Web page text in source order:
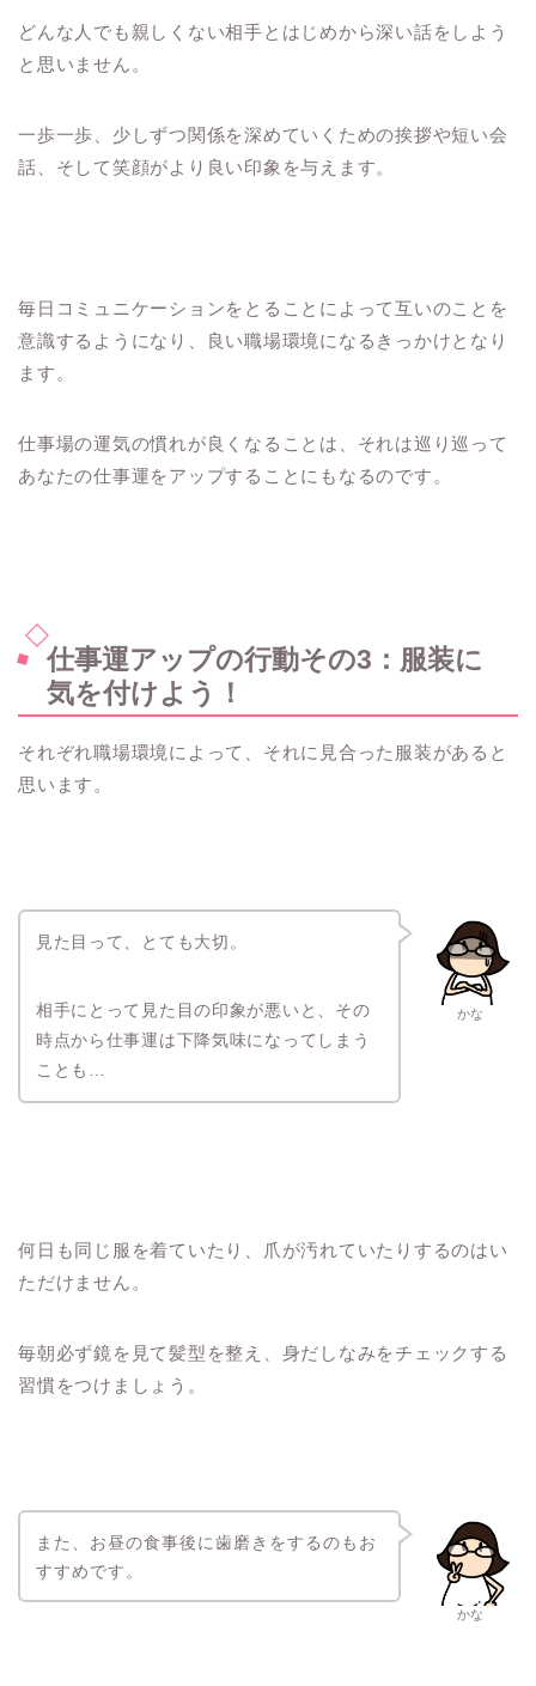
どんな人でも親しくない相手とはじめから深い話をしよう
と思いません。
一歩一歩、少しずつ関係を深めていくための挨拶や短い会
話、そして笑顔がより良い印象を与えます。
毎日コミュニケーションをとることによって互いのことを
意識するようになり、良い職場環境になるきっかけとなり
ます。
仕事場の運気の慣れが良くなることは、それは巡り巡って
あなたの仕事運をアップすることにもなるのです。
仕事運アップの行動その3：服装に
気を付けよう！
それぞれ職場環境によって、それに見合った服装があると
思います。
かな
見た目って、とても大切。
相手にとって見た目の印象が悪いと、その
時点から仕事運は下降気味になってしまう
ことも…
何日も同じ服を着ていたり、爪が汚れていたりするのはい
ただけません。
毎朝必ず鏡を見て髪型を整え、身だしなみをチェックする
習慣をつけましょう。
かな
また、お昼の食事後に歯磨きをするのもお
すすめです。